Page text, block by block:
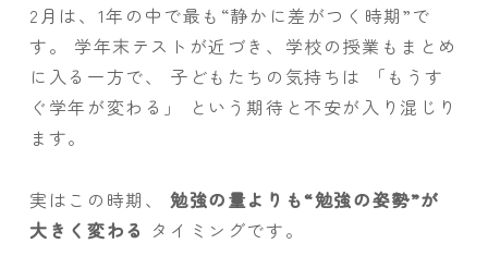
2月は、1年の中で最も“静かに差がつく時期”で
す。 学年末テストが近づき、学校の授業もまとめ
に入る一方で、 子どもたちの気持ちは 「もうす
ぐ学年が変わる」 という期待と不安が入り混じり
ます。
実はこの時期、 勉強の量よりも“勉強の姿勢”が
大きく変わる タイミングです。